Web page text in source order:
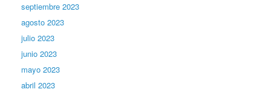
septiembre 2023
agosto 2023
julio 2023
junio 2023
mayo 2023
abril 2023